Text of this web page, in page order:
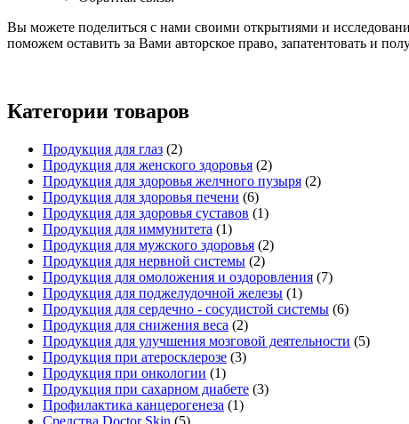
Вы можете поделиться с нами своими открытиями и
поможем оставить за Вами авторское право, запатентовать и
Категории товаров
Продукция для глаз (2)
Продукция для женского здоровья (2)
Продукция для здоровья желчного пузыря (2)
Продукция для здоровья печени (6)
Продукция для здоровья суставов (1)
Продукция для иммунитета (1)
Продукция для мужского здоровья (2)
Продукция для нервной системы (2)
Продукция для омоложения и оздоровления (7)
Продукция для поджелудочной железы (1)
Продукция для сердечно - сосудистой системы (6)
Продукция для снижения веса (2)
Продукция для улучшения мозговой деятельности (5)
Продукция при атеросклерозе (3)
Продукция при онкологии (1)
Продукция при сахарном диабете (3)
Профилактика канцерогенеза (1)
Средства Doctor Skin (5)